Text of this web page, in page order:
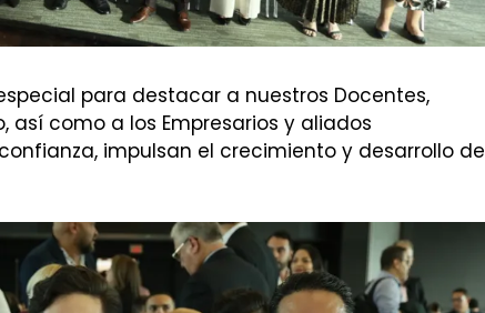
para destacar a nuestros Docentes,
así como a los Empresarios y aliados
impulsan el crecimiento y desarrollo de